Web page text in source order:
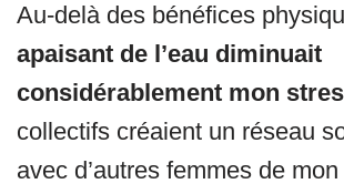
Au-delà des bénéfices
apaisant de l’eau diminuait
considérablement mon
collectifs créaient un réseau
avec d’autres femmes de